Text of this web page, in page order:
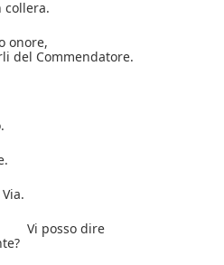
collera.
onore,
del Commendatore.
Via.
Vi posso dire